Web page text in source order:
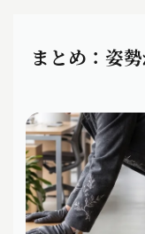
まとめ：姿